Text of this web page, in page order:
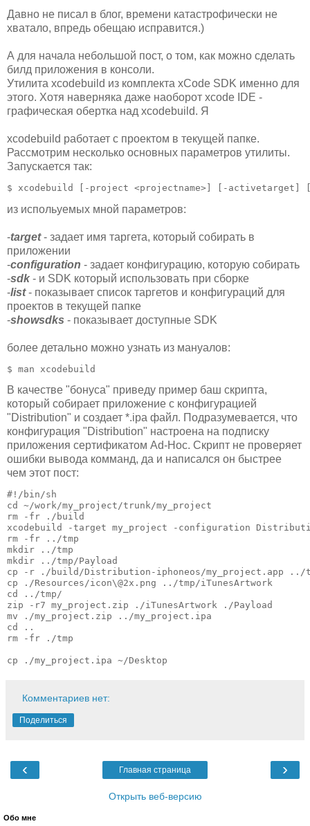
Давно не писал в блог, времени катастрофически не
хватало, впредь обещаю исправится.)
А для начала небольшой пост, о том, как можно сделать
билд приложения в консоли.
Утилита xcodebuild из комплекта xCode SDK именно для
этого. Хотя наверняка даже наоборот xcode IDE -
графическая обертка над xcodebuild. Я
xcodebuild работает с проектом в текущей папке.
Рассмотрим несколько основных параметров утилиты.
Запускается так:
$ xcodebuild [-project <projectname>] [-
из испольуемых мной параметров:
-target- задает имя таргета, который собирать в
приложении
-configuration - задает конфигурацию, которую собирать
-sdk - и SDK который использовать при сборке
-list- показывает список таргетов и конфигураций для
проектов в текущей папке
-showsdks - показывает доступные SDK
более детально можно узнать из мануалов:
$ man xcodebuild
В качестве "бонуса" приведу пример баш скрипта,
который собирает приложение с конфигурацией
"Distribution" и создает *.ipa файл. Подразумевается, что
конфигурация "Distribution" настроена на подписку
приложения сертификатом Ad-Hoc. Скрипт не проверяет
ошибки вывода комманд, да и написался он быстрее
чем этот пост:
#!/bin/sh
cd ~/work/my_project/trunk/my_project
rm -fr ./build
xcodebuild -target my_project -configuration
rm -fr ../tmp
mkdir ../tmp
mkdir ../tmp/Payload
cp -r ./build/Distribution-iphoneos/my_project.app ../
cp ./Resources/icon\@2x.png ../tmp/iTunesArtwork
cd ../tmp/
zip -r7 my_project.zip ./iTunesArtwork ./Payload
mv ./my_project.zip ../my_project.ipa
cd ..
rm -fr ./tmp
cp ./my_project.ipa ~/Desktop
Комментариев нет:
Поделиться
‹ ›
Главная страница
Открыть веб-версию
Обо мне